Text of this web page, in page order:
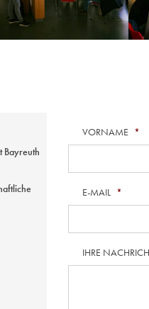
Bayreuth
VORNAME *
E-MAIL *
IHRE